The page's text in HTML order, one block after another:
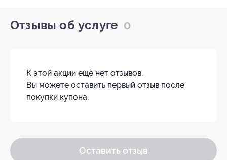
Отзывы об услуге 0
К этой акции ещё нет отзывов.
Вы можете оставить первый отзыв после
покупки купона.
Оставить отзыв